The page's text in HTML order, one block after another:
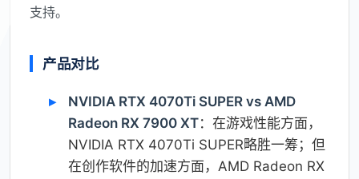
支持。
产品对比
NVIDIA RTX 4070Ti SUPER vs AMD
Radeon RX 7900 XT：在游戏性能方面，
NVIDIA RTX 4070Ti SUPER略胜一筹；但
在创作软件的加速方面，AMD Radeon RX